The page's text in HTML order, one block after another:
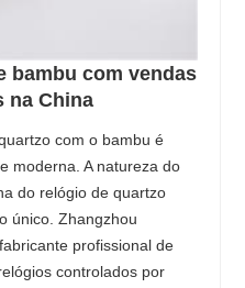
bambu com vendas
na China
com o bambu é
moderna. A natureza do
do relógio de quartzo
único. Zhangzhou
profissional de
controlados por